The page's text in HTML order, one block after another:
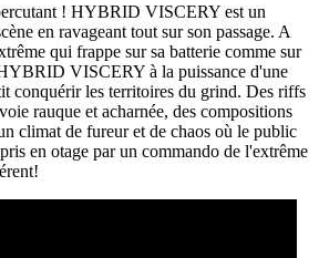
! HYBRID VISCERY est un
en ravageant tout sur son passage. A
qui frappe sur sa batterie comme sur
VISCERY à la puissance d'une
conquérir les territoires du grind. Des riffs
rauque et acharnée, des compositions
climat de fureur et de chaos où le public
en otage par un commando de l'extrême